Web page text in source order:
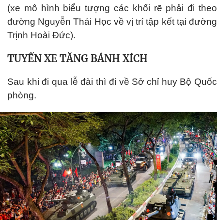
(xe mô hình biểu tượng các khối rẽ phải đi theo
đường Nguyễn Thái Học về vị trí tập kết tại đường
Trịnh Hoài Đức).
TUYẾN XE TĂNG BÁNH XÍCH
Sau khi đi qua lễ đài thì đi về Sở chỉ huy Bộ Quốc
phòng.